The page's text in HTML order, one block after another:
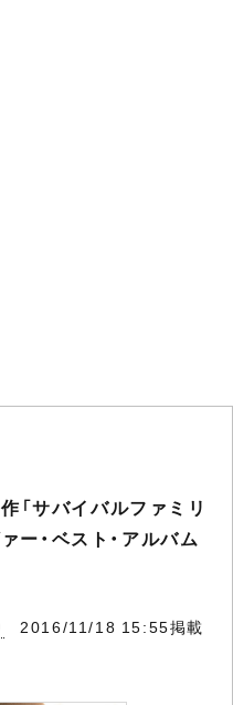
「サバイバルファミリ
ー・ベスト・アルバム
2016/11/18 15:55掲載